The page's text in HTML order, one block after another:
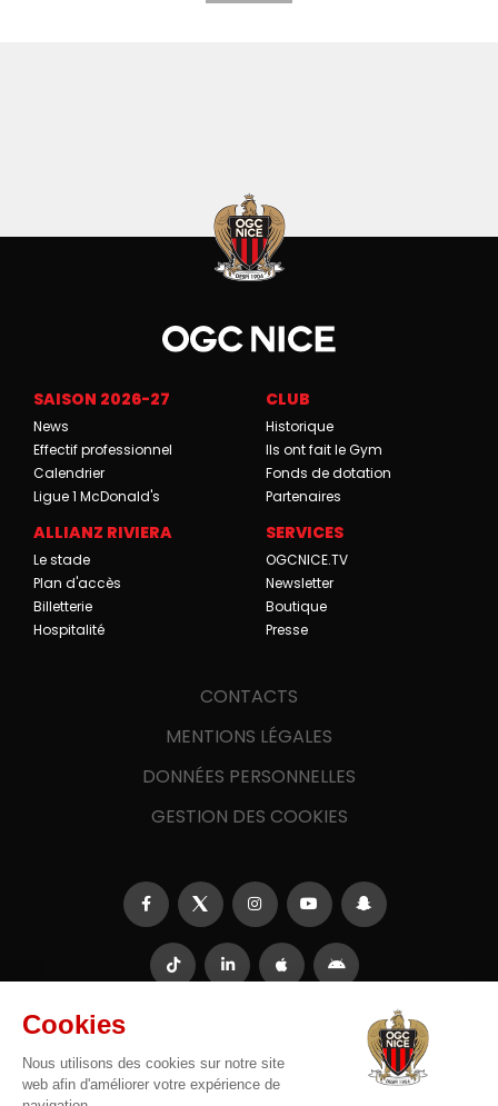
SAISON 2026-27
News
Effectif professionnel
Calendrier
Ligue 1 McDonald's
CLUB
Historique
Ils ont fait le Gym
Fonds de dotation
Partenaires
ALLIANZ RIVIERA
Le stade
Plan d'accès
Billetterie
Hospitalité
SERVICES
OGCNICE.TV
Newsletter
Boutique
Presse
CONTACTS
MENTIONS LÉGALES
DONNÉES PERSONNELLES
GESTION DES COOKIES